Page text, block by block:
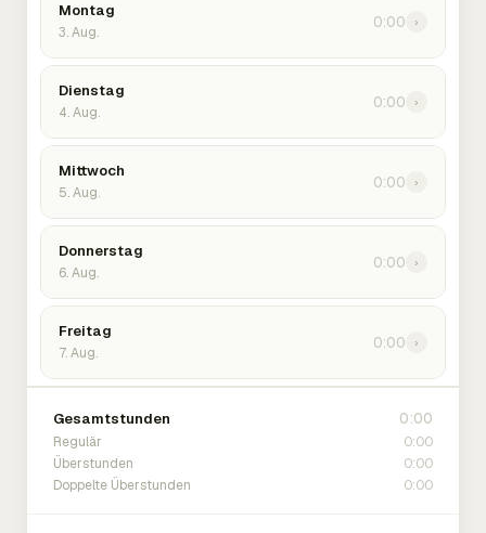
Montag
3. Aug.
0:00 ›
Dienstag
4. Aug.
0:00 ›
Mittwoch
5. Aug.
0:00 ›
Donnerstag
6. Aug.
0:00 ›
Freitag
7. Aug.
0:00 ›
Gesamtstunden 0:00
Regulär 0:00
Überstunden 0:00
Doppelte Überstunden 0:00